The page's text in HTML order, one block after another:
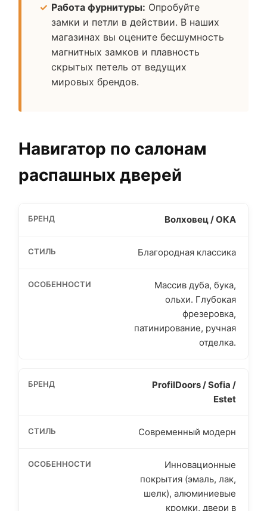
Работа фурнитуры: Опробуйте
замки и петли в действии. В наших
магазинах вы оцените бесшумность
магнитных замков и плавность
скрытых петель от ведущих
мировых брендов.
Навигатор по салонам
распашных дверей
Волховец / ОКА
Благородная классика
Массив дуба, бука,
ольхи. Глубокая
фрезеровка,
патинирование, ручная
отделка.
ProfilDoors / Sofia /
Estet
Современный модерн
Инновационные
покрытия (эмаль, лак,
шелк), алюминиевые
кромки, двери в